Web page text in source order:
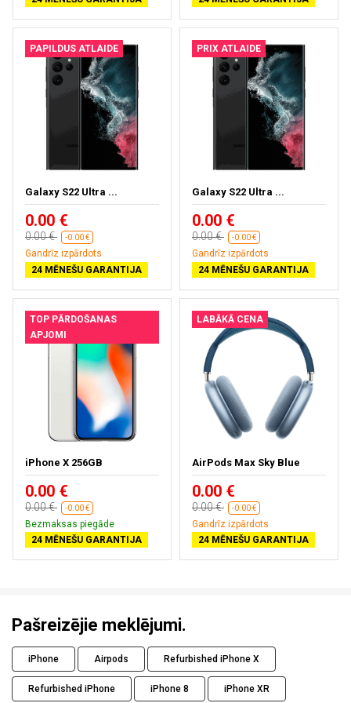
PAPILDUS ATLAIDE
Galaxy S22 Ultra ...
0.00 €
0.00 € -0.00 €
Gandrīz izpārdots
24 MĒNEŠU GARANTIJA
PRIX ATLAIDE
Galaxy S22 Ultra ...
0.00 €
0.00 € -0.00 €
Gandrīz izpārdots
24 MĒNEŠU GARANTIJA
TOP PĀRDOŠANAS
APJOMI
iPhone X 256GB
0.00 €
0.00 € -0.00 €
Bezmaksas piegāde
24 MĒNEŠU GARANTIJA
LABĀKĀ CENA
AirPods Max Sky Blue
0.00 €
0.00 € -0.00 €
Gandrīz izpārdots
24 MĒNEŠU GARANTIJA
Pašreizējie meklējumi.
iPhone Airpods Refurbished iPhone X
Refurbished iPhone iPhone 8 iPhone XR